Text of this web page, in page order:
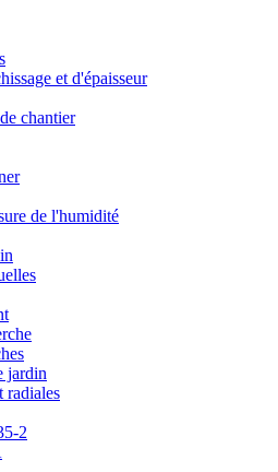
et d'épaisseur
chantier
de l'humidité
2